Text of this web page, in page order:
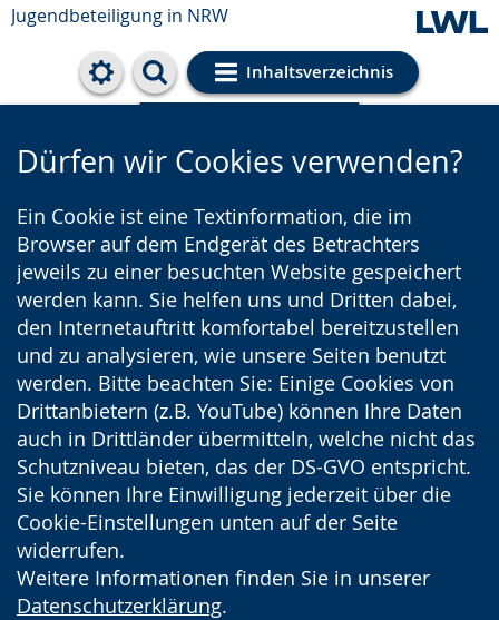
Jugendbeteiligung in NRW
Inhaltsverzeichnis
Cookie-Einstellungen
Dürfen wir Cookies verwenden?
Ein Cookie ist eine Textinformation, die im
Browser auf dem Endgerät des Betrachters
jeweils zu einer besuchten Website gespeichert
werden kann. Sie helfen uns und Dritten dabei,
den Internetauftritt komfortabel bereitzustellen
und zu analysieren, wie unsere Seiten benutzt
werden. Bitte beachten Sie: Einige Cookies von
Drittanbietern (z.B. YouTube) können Ihre Daten
auch in Drittländer übermitteln, welche nicht das
Schutzniveau bieten, das der DS-GVO entspricht.
Sie können Ihre Einwilligung jederzeit über die
Cookie-Einstellungen unten auf der Seite
widerrufen.
Weitere Informationen finden Sie in unserer
Datenschutzerklärung.